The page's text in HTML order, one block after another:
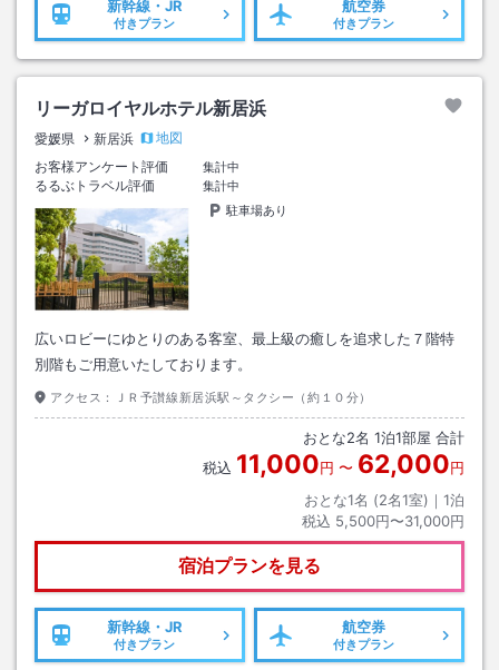
新幹線・JR
付きプラン
航空券
付きプラン
リーガロイヤルホテル新居浜
愛媛県 新居浜
地図
お客様アンケート評価
集計中
るるぶトラベル評価
集計中
駐車場あり
広いロビーにゆとりのある客室、最上級の癒しを追求した７階特
別階もご用意いたしております。
アクセス： ＪＲ予讃線新居浜駅～タクシー（約１０分）
おとな2名 1泊1部屋 合計
税込 11,000円 〜 62,000円
おとな1名 (2名1室)｜ 1泊
税込 5,500円〜31,000円
宿泊プランを見る
新幹線・JR
付きプラン
航空券
付きプラン